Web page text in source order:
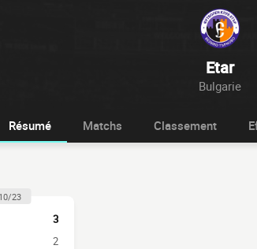
Etar
Bulgarie
Résumé Matchs Classement
23
3
2